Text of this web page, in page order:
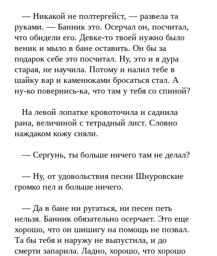
— Никакой не полтергейст, — развела та
руками. — Банник это. Осерчал он, посчитал,
что обидели его. Девке-то твоей нужно было
веник и мыло в бане оставить. Он бы за
подарок себе это посчитал. Ну, это и я дура
старая, не научила. Потому и налил тебе в
шайку вар и каменюками бросаться стал. А
ну-ко повернись-ка, что там у тебя со спиной?
На левой лопатке кровоточила и саднила
рана, величиной с тетрадный лист. Словно
наждаком кожу сняли.
— Сергунь, ты больше ничего там не делал?
— Ну, от удовольствия песни Шнуровские
громко пел и больше ничего.
— Да в бане ни ругаться, ни песен петь
нельзя. Банник обязательно осерчает. Это еще
хорошо, что он шишигу на помощь не позвал.
Та бы тебя и наружу не выпустила, и до
смерти запарила. Ладно, хорошо, что хорошо